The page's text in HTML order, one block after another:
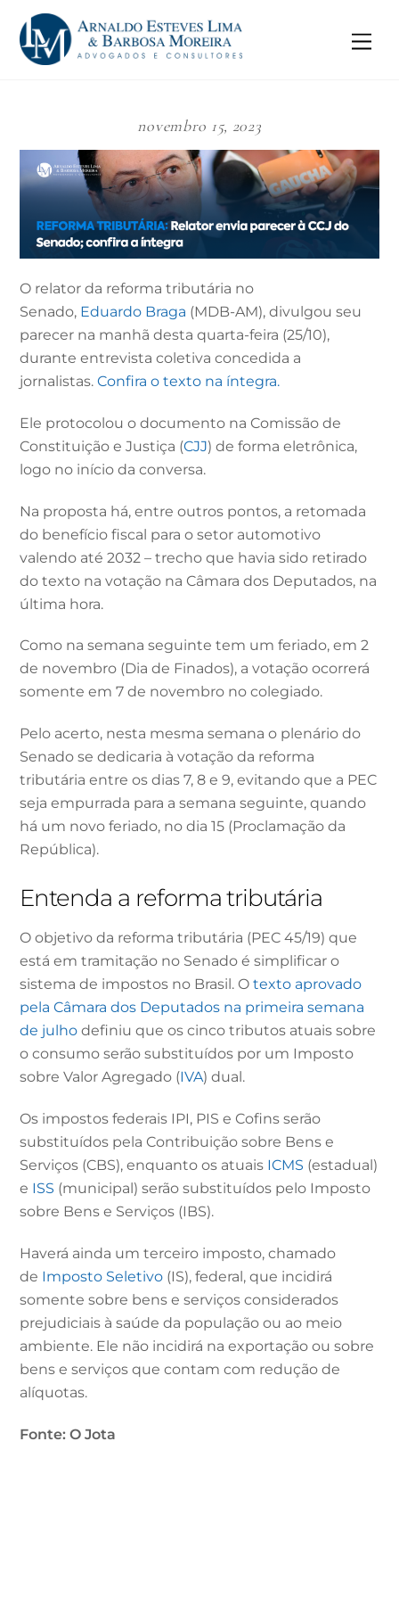
content
novembro 15, 2023
O relator da reforma tributária no
Senado, Eduardo Braga (MDB-AM), divulgou seu
parecer na manhã desta quarta-feira (25/10),
durante entrevista coletiva concedida a
jornalistas.Confira o texto na íntegra.
Ele protocolou o documento na Comissão de
Constituição e Justiça (CJJ) de forma eletrônica,
logo no início da conversa.
Na proposta há, entre outros pontos, a retomada
do benefício fiscal para o setor automotivo
valendo até 2032 – trecho que havia sido retirado
do texto na votação na Câmara dos Deputados, na
última hora.
Como na semana seguinte tem um feriado, em 2
de novembro (Dia de Finados), a votação ocorrerá
somente em 7 de novembro no colegiado.
Pelo acerto, nesta mesma semana o plenário do
Senado se dedicaria à votação da reforma
tributária entre os dias 7, 8 e 9, evitando que a PEC
seja empurrada para a semana seguinte, quando
há um novo feriado, no dia 15 (Proclamação da
República).
Entenda a reforma tributária
O objetivo da reforma tributária (PEC 45/19) que
está em tramitação no Senado é simplificar o
sistema de impostos no Brasil. Otexto aprovado
pela Câmara dos Deputados na primeira semana
de julho definiu que os cinco tributos atuais sobre
o consumo serão substituídos por um Imposto
sobre Valor Agregado (IVA) dual.
Os impostos federais IPI, PIS e Cofins serão
substituídos pela Contribuição sobre Bens e
Serviços (CBS), enquanto os atuais ICMS (estadual)
e ISS (municipal) serão substituídos pelo Imposto
sobre Bens e Serviços (IBS).
Haverá ainda um terceiro imposto, chamado
de Imposto Seletivo (IS), federal, que incidirá
somente sobre bens e serviços considerados
prejudiciais à saúde da população ou ao meio
ambiente. Ele não incidirá na exportação ou sobre
bens e serviços que contam com redução de
alíquotas.
Fonte: O Jota